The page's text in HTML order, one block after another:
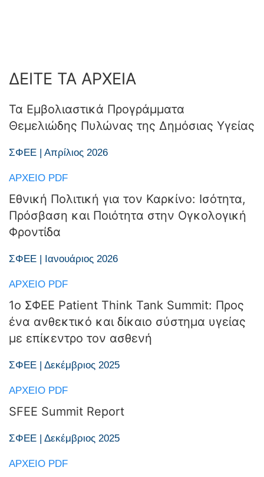
ΔΕΙΤΕ ΤΑ ΑΡΧΕΙΑ
Τα Εμβολιαστικά Προγράμματα
Θεμελιώδης Πυλώνας της Δημόσιας Υγείας
ΣΦΕΕ | Απρίλιος 2026
ΑΡΧΕΊΟ PDF
Εθνική Πολιτική για τον Καρκίνο: Ισότητα,
Πρόσβαση και Ποιότητα στην Ογκολογική
Φροντίδα
ΣΦΕΕ | Ιανουάριος 2026
ΑΡΧΕΊΟ PDF
1ο ΣΦΕΕ Patient Think Tank Summit: Προς
ένα ανθεκτικό και δίκαιο σύστημα υγείας
με επίκεντρο τον ασθενή
ΣΦΕΕ | Δεκέμβριος 2025
ΑΡΧΕΊΟ PDF
SFEE Summit Report
ΣΦΕΕ | Δεκέμβριος 2025
ΑΡΧΕΊΟ PDF